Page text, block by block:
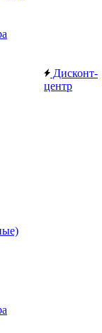
Дисконт-
центр